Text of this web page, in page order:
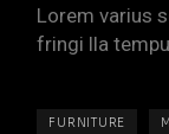
Lorem varius
fringi lla
FURNITURE